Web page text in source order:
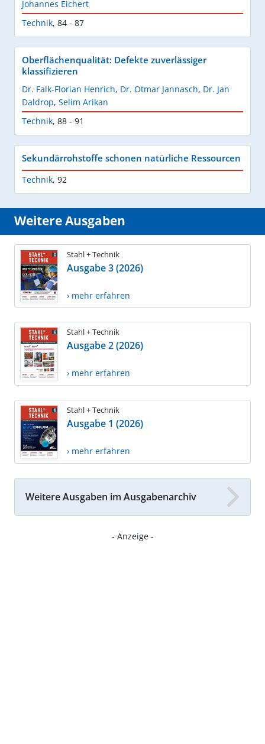
Johannes Eichert
Technik, 84 - 87
Oberflächenqualität: Defekte zuverlässiger
klassifizieren
Dr. Falk-Florian Henrich, Dr. Otmar Jannasch, Dr. Jan
Daldrop, Selim Arikan
Technik, 88 - 91
Sekundärrohstoffe schonen natürliche Ressourcen
Technik, 92
Weitere Ausgaben
Stahl + Technik
Ausgabe 3 (2026)
› mehr erfahren
Stahl + Technik
Ausgabe 2 (2026)
› mehr erfahren
Stahl + Technik
Ausgabe 1 (2026)
› mehr erfahren
Weitere Ausgaben im Ausgabenarchiv
- Anzeige -